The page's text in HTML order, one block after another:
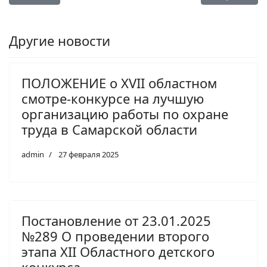
Другие новости
ПОЛОЖЕНИЕ о XVII областном
смотре-конкурсе на лучшую
организацию работы по охране
труда в Самарской области
admin 27 февраля 2025
Постановление от 23.01.2025
№289 О проведении второго
этапа XII Областного детского